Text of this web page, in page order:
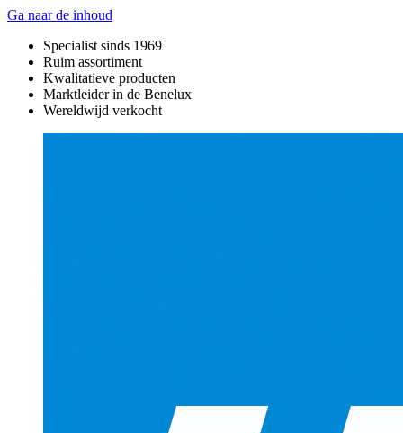
Ga naar de inhoud
Specialist sinds 1969
Ruim assortiment
Kwalitatieve producten
Marktleider in de Benelux
Wereldwijd verkocht